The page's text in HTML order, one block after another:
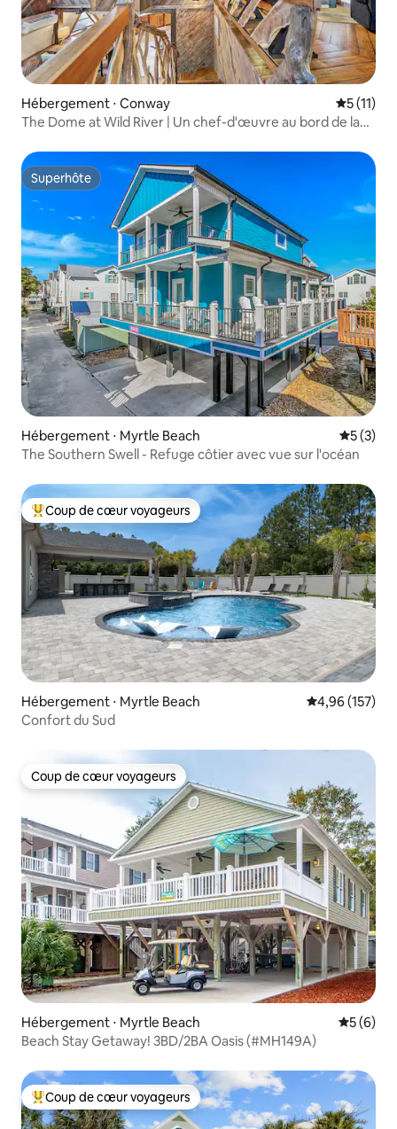
Hébergement ⋅ Conway
5 (11)
The Dome at Wild River | Un chef-d'œuvre au bord de la
Superhôte
Superhôte
Hébergement ⋅ Myrtle Beach
5 (3)
The Southern Swell - Refuge côtier avec vue sur l'océan
Coups de cœur voyageurs les plus appréciés
Coup de cœur voyageurs
Hébergement ⋅ Myrtle Beach Évaluation
4,96 (157)
Confort du Sud
Coup de cœur voyageurs
Coup de cœur voyageurs
Hébergement ⋅ Myrtle Beach
5 (6)
Beach Stay Getaway! 3BD/2BA Oasis (#MH149A)
Coups de cœur voyageurs les plus appréciés
Coup de cœur voyageurs